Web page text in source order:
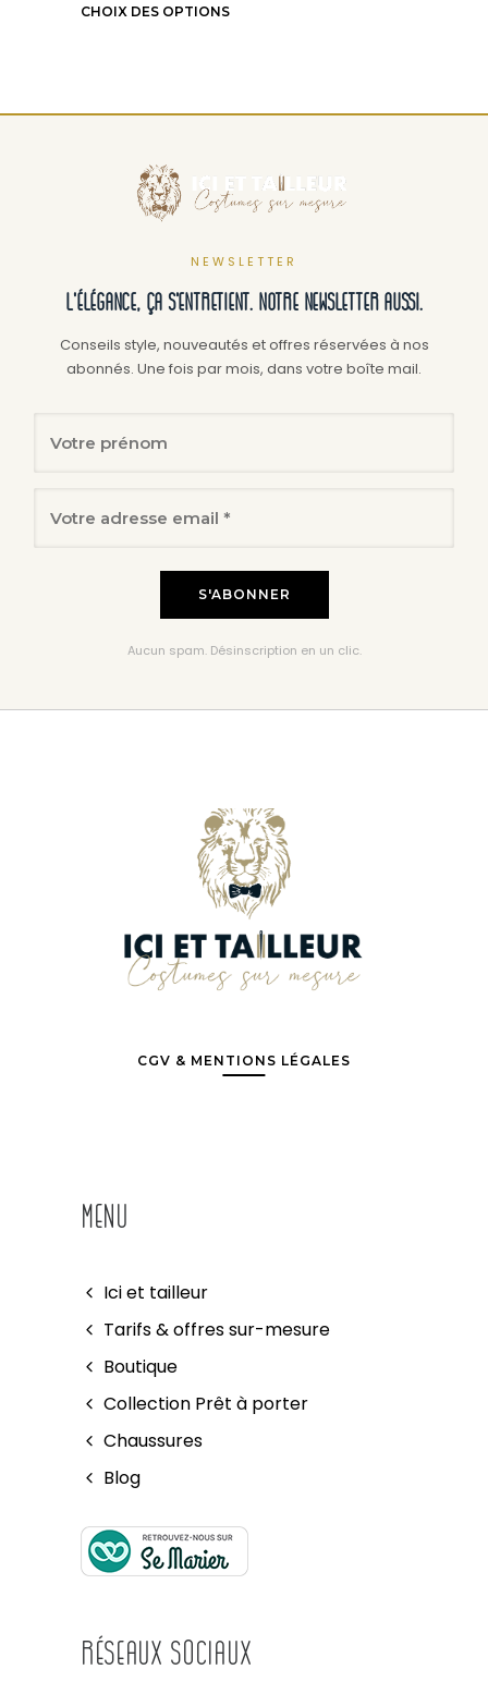
CHOIX DES OPTIONS
variations.
être
choisies
sur
la
du
NEWSLETTER
L'élégance, ça s'entretient. Notre newsletter aussi.
Conseils style, nouveautés et offres réservées à nos
abonnés. Une fois par mois, dans votre boîte mail.
Aucun spam. Désinscription en un clic.
CGV & MENTIONS LÉGALES
MENU
Ici et tailleur
Tarifs & offres sur-mesure
Boutique
Collection Prêt à porter
Chaussures
Blog
Réseaux Sociaux